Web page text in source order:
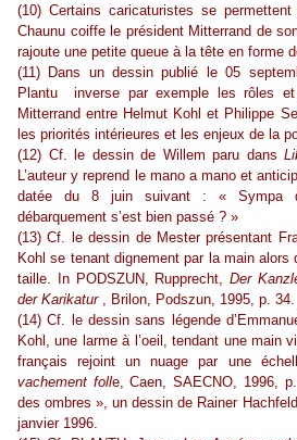
(10) Certains caricaturistes se
Chaunu coiffe le président Mitterrand de
rajoute une petite queue à la tête en forme
(11) Dans un dessin publié le 05
Plantu inverse par exemple les rôles
Mitterrand entre Helmut Kohl et Philippe
les priorités intérieures et les enjeux de la
(12) Cf. le dessin de Willem paru dans
L’auteur y reprend le mano a mano et
datée du 8 juin suivant : « Sympa
débarquement s’est bien passé ? »
(13) Cf. le dessin de Mester présentant
Kohl se tenant dignement par la main alors
taille. In PODSZUN, Rupprecht,Der
der Karikatur, Brilon, Podszun, 1995, p. 34.
(14) Cf. le dessin sans légende
Kohl, une larme à l’oeil, tendant une main
français rejoint un nuage par une
vachement folle, Caen, SAECNO, 1996,
des ombres », un dessin de Rainer
janvier 1996.